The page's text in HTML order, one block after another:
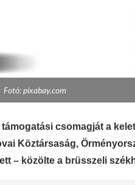
Fotó: pixabay.com
csomagját a
Köztársaság,
– közölte a brüsszeli